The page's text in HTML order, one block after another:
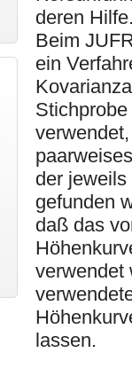
deren
Beim
ein
der
gefunden
daß das
verwendet
lassen.